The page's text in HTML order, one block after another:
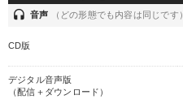
headset 音声 （どの形態でも内容は同じです）
CD版
デジタル音声版
（配信＋ダウンロード）